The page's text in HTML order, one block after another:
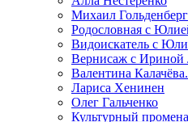
Михаил Гольденберг
Родословная с
Видоискатель с
Вернисаж с Ириной
Валентина
Лариса Хенинен
Олег Гальченко
Культурный